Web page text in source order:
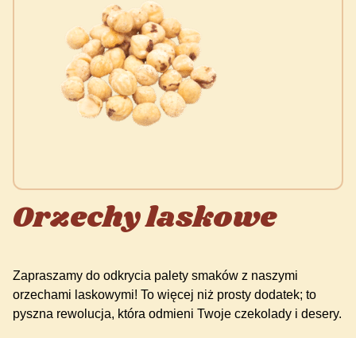
Orzechy laskowe
Zapraszamy do odkrycia palety smaków z naszymi
orzechami laskowymi! To więcej niż prosty dodatek; to
pyszna rewolucja, która odmieni Twoje czekolady i desery.